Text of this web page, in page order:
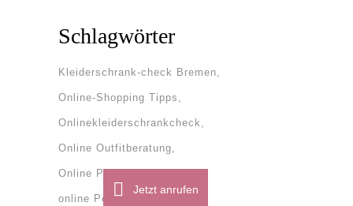
Schlagwörter
Kleiderschrank-check Bremen
Online-Shopping Tipps
Onlinekleiderschrankcheck
Online Outfitberatung
Online Personal Shopper
online Personal Shopping
Jetzt anrufen